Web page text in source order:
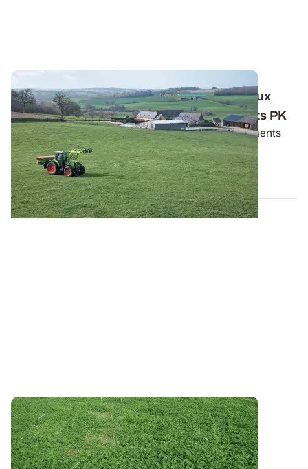
Prairies temporaires ou permanentes : deux
approches très différentes pour les apports PK
Le phosphore (P) et le potassium (K) sont des éléments
majeurs pour la croissance des...
06 MARS 2025
Azote cher et récoltes précoces : une
opportunité pour insérer un couvert de
légumineuses ?